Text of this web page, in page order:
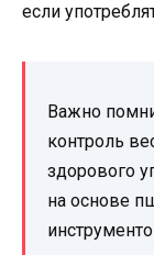
если
Важно
контроль
здорового
на основе